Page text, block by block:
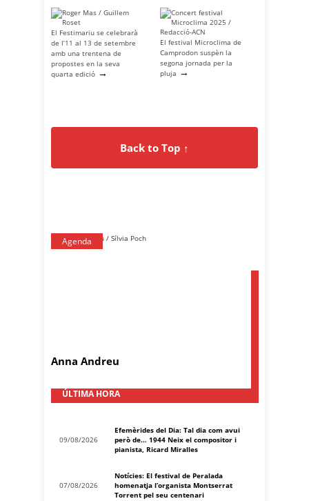
El Festimariu se celebrarà
de l’11 al 13 de setembre
amb una trentena de
propostes en la seva
quarta edició →
El festival Microclima de
Camprodon suspèn la
segona jornada per la
pluja →
Back to Top ↑
Agenda
Anna Andreu
ÚLTIMA HORA
09/08/2026
Efemèrides del Dia: Tal dia com avui
però de… 1944 Neix el compositor i
pianista, Ricard Miralles
07/08/2026
Notícies: El festival de Peralada
homenatja l’organista Montserrat
Torrent pel seu centenari